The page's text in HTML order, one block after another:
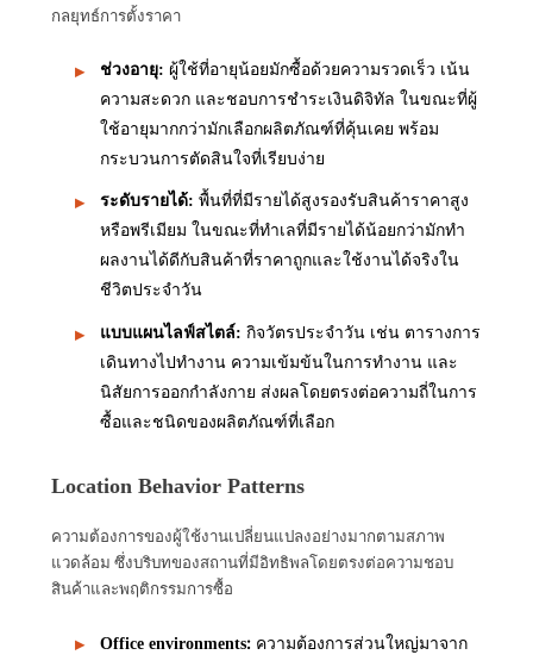
กลยุทธ์การตั้งราคา
ช่วงอายุ: ผู้ใช้ที่อายุน้อยมักซื้อด้วยความรวดเร็ว เน้น
ความสะดวก และชอบการชำระเงินดิจิทัล ในขณะที่ผู้
ใช้อายุมากกว่ามักเลือกผลิตภัณฑ์ที่คุ้นเคย พร้อม
กระบวนการตัดสินใจที่เรียบง่าย
ระดับรายได้: พื้นที่ที่มีรายได้สูงรองรับสินค้าราคาสูง
หรือพรีเมียม ในขณะที่ทำเลที่มีรายได้น้อยกว่ามักทำ
ผลงานได้ดีกับสินค้าที่ราคาถูกและใช้งานได้จริงใน
ชีวิตประจำวัน
แบบแผนไลฟ์สไตล์: กิจวัตรประจำวัน เช่น ตารางการ
เดินทางไปทำงาน ความเข้มข้นในการทำงาน และ
นิสัยการออกกำลังกาย ส่งผลโดยตรงต่อความถี่ในการ
ซื้อและชนิดของผลิตภัณฑ์ที่เลือก
Location Behavior Patterns
ความต้องการของผู้ใช้งานเปลี่ยนแปลงอย่างมากตามสภาพ
แวดล้อม ซึ่งบริบทของสถานที่มีอิทธิพลโดยตรงต่อความชอบ
สินค้าและพฤติกรรมการซื้อ
Office environments: ความต้องการส่วนใหญ่มาจาก